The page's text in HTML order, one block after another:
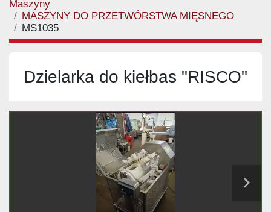
Maszyny
MASZYNY DO PRZETWÓRSTWA MIĘSNEGO
MS1035
Dzielarka do kiełbas "RISCO"